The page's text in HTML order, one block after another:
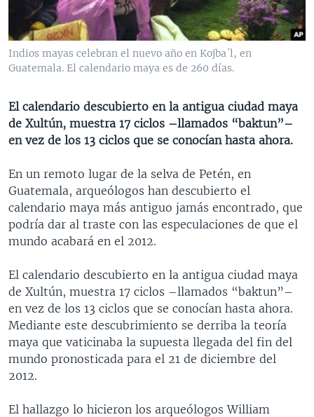
VENEZUELA
BRASIL
NICARAGUA
ECONOMÍA
ENTRETENIMIENTO Y CULTURA
TECNOLOGÍA
CIENCIA Y SALUD
MULTIMEDIA
VIDEOS
FOTOGRAFÍA
PROGRAMAS TV
EL MUNDO AL DÍA
VISIÓN 360
LAS CLAVES
RADIO
AUDIONOTICIAS
BUENOS DÍAS AMÉRICA
EL MUNDO AL DÍA [RADIO]
FORO [RADIO]
DEPORTIVO INTERNACIONAL
ENTRETENIMIENTO
DOCUMENTALES DE LA VOA
SÍGANOS
Indios mayas celebran el nuevo año en Kojba´l, en
Guatemala. El calendario maya es de 260 días.
El calendario descubierto en la antigua ciudad maya
de Xultún, muestra 17 ciclos –llamados “baktun”–
en vez de los 13 ciclos que se conocían hasta ahora.
En un remoto lugar de la selva de Petén, en
Guatemala, arqueólogos han descubierto el
calendario maya más antiguo jamás encontrado, que
podría dar al traste con las especulaciones de que el
mundo acabará en el 2012.
El calendario descubierto en la antigua ciudad maya
de Xultún, muestra 17 ciclos –llamados “baktun”–
en vez de los 13 ciclos que se conocían hasta ahora.
Mediante este descubrimiento se derriba la teoría
maya que vaticinaba la supuesta llegada del fin del
mundo pronosticada para el 21 de diciembre del
2012.
El hallazgo lo hicieron los arqueólogos William